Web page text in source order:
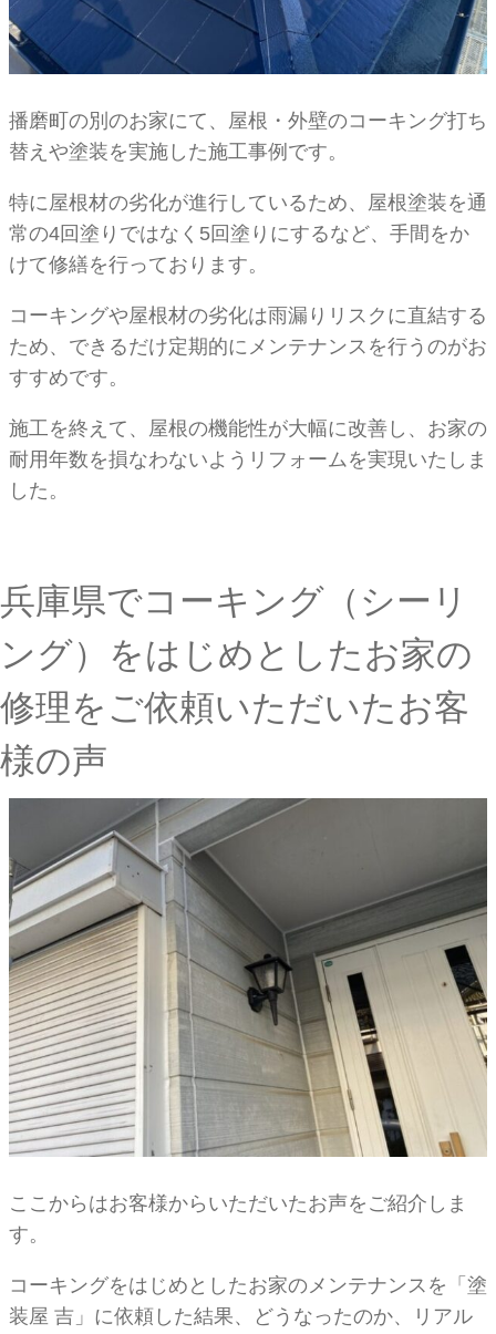
播磨町の別のお家にて、屋根・外壁のコーキング打ち
替えや塗装を実施した施工事例です。
特に屋根材の劣化が進行しているため、屋根塗装を通
常の4回塗りではなく5回塗りにするなど、手間をか
けて修繕を行っております。
コーキングや屋根材の劣化は雨漏りリスクに直結する
ため、できるだけ定期的にメンテナンスを行うのがお
すすめです。
施工を終えて、屋根の機能性が大幅に改善し、お家の
耐用年数を損なわないようリフォームを実現いたしま
した。
兵庫県でコーキング（シーリ
ング）をはじめとしたお家の
修理をご依頼いただいたお客
様の声
ここからはお客様からいただいたお声をご紹介しま
す。
コーキングをはじめとしたお家のメンテナンスを「塗
装屋 吉」に依頼した結果、どうなったのか、リアル